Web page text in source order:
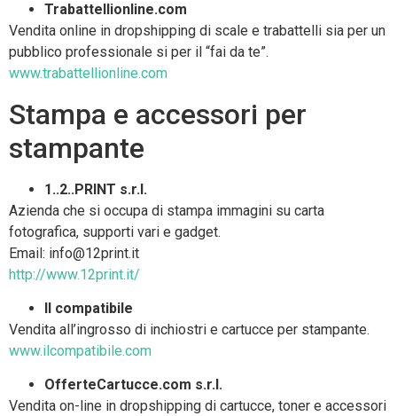
Trabattellionline.com
Vendita online in dropshipping di scale e trabattelli sia per un
pubblico professionale si per il “fai da te”.
www.trabattellionline.com
Stampa e accessori per
stampante
1..2..PRINT s.r.l.
Azienda che si occupa di stampa immagini su carta
fotografica, supporti vari e gadget.
Email: info@12print.it
http://www.12print.it/
Il compatibile
Vendita all’ingrosso di inchiostri e cartucce per stampante.
www.ilcompatibile.com
OfferteCartucce.com s.r.l.
Vendita on-line in dropshipping di cartucce, toner e accessori